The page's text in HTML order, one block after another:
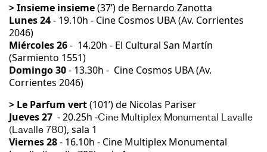
> Insieme insieme(37’)de Bernardo Zanotta
Lunes 24- 19.10h - Cine Cosmos UBA (Av. Corrientes
2046)
Miércoles 26- 14.20h - El Cultural San Martín
(Sarmiento 1551)
Domingo 30- 13.30h - Cine Cosmos UBA (Av.
Corrientes 2046)
> Le Parfum vert(101’) de Nicolas Pariser
Jueves 27 - 20.25h -Cine Multiplex Monumental Lavalle
(Lavalle 780), sala 1
Viernes 28- 16.10h - Cine Multiplex Monumental